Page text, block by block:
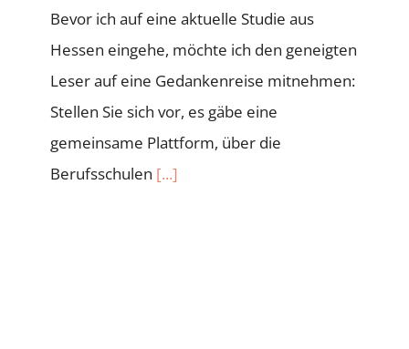
Bevor ich auf eine aktuelle Studie aus
Hessen eingehe, möchte ich den geneigten
Leser auf eine Gedankenreise mitnehmen:
Stellen Sie sich vor, es gäbe eine
gemeinsame Plattform, über die
Berufsschulen [...]